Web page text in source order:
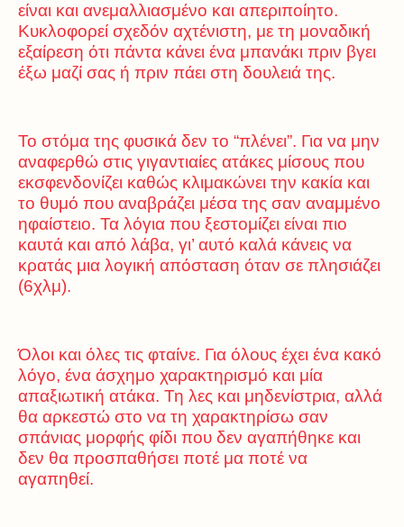
είναι και ανεμαλλιασμένο και απεριποίητο.
Κυκλοφορεί σχεδόν αχτένιστη, με τη μοναδική
εξαίρεση ότι πάντα κάνει ένα μπανάκι πριν βγει
έξω μαζί σας ή πριν πάει στη δουλειά της.
Το στόμα της φυσικά δεν το “πλένει”. Για να μην
αναφερθώ στις γιγαντιαίες ατάκες μίσους που
εκσφενδονίζει καθώς κλιμακώνει την κακία και
το θυμό που αναβράζει μέσα της σαν αναμμένο
ηφαίστειο. Τα λόγια που ξεστομίζει είναι πιο
καυτά και από λάβα, γι’ αυτό καλά κάνεις να
κρατάς μια λογική απόσταση όταν σε πλησιάζει
(6χλμ).
Όλοι και όλες τις φταίνε. Για όλους έχει ένα κακό
λόγο, ένα άσχημο χαρακτηρισμό και μία
απαξιωτική ατάκα. Τη λες και μηδενίστρια, αλλά
θα αρκεστώ στο να τη χαρακτηρίσω σαν
σπάνιας μορφής φίδι που δεν αγαπήθηκε και
δεν θα προσπαθήσει ποτέ μα ποτέ να
αγαπηθεί.